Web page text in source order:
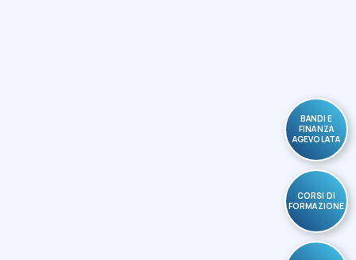
BANDI E
FINANZA
AGEVOLATA
CORSI DI
FORMAZIONE